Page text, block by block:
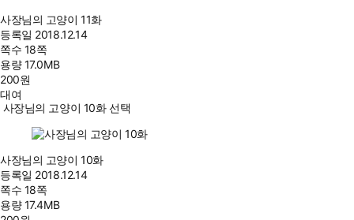
사장님의 고양이 11화
등록일 2018.12.14
쪽수 18쪽
용량17.0MB
200원
대여
사장님의 고양이 10화 선택
사장님의 고양이 10화
등록일 2018.12.14
쪽수 18쪽
용량17.4MB